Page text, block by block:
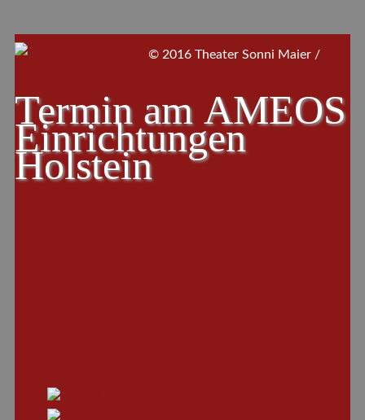
Termin am AMEOS
Einrichtungen
Holstein
© 2016 Theater Sonni Maier /